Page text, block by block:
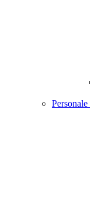
Personale